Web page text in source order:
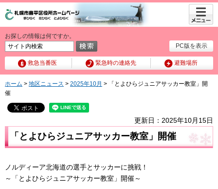
PC版を表示
お探しの情報は何ですか。
救急当番医 緊急時の連絡先 避難場所
メニュ
ー
ホーム > 地区ニュース > 2025年10月 > 「とよひらジュニアサッカー教室」開
催
更新日：2025年10月15日
「とよひらジュニアサッカー教室」開催
ノルディーア北海道の選手とサッカーに挑戦！
～「とよひらジュニアサッカー教室」開催～